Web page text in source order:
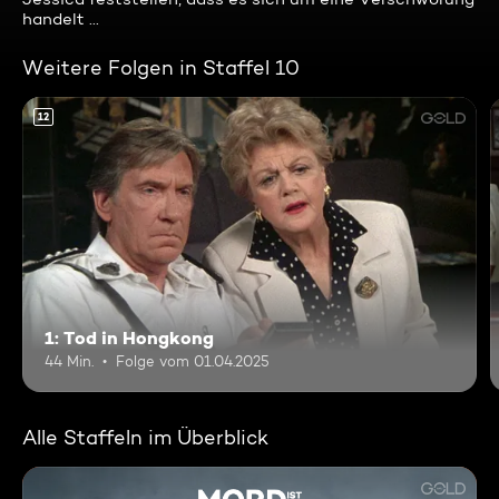
handelt ...
Weitere Folgen in Staffel 10
12
1: Tod in Hongkong
44 Min. Folge vom 01.04.2025
Alle Staffeln im Überblick